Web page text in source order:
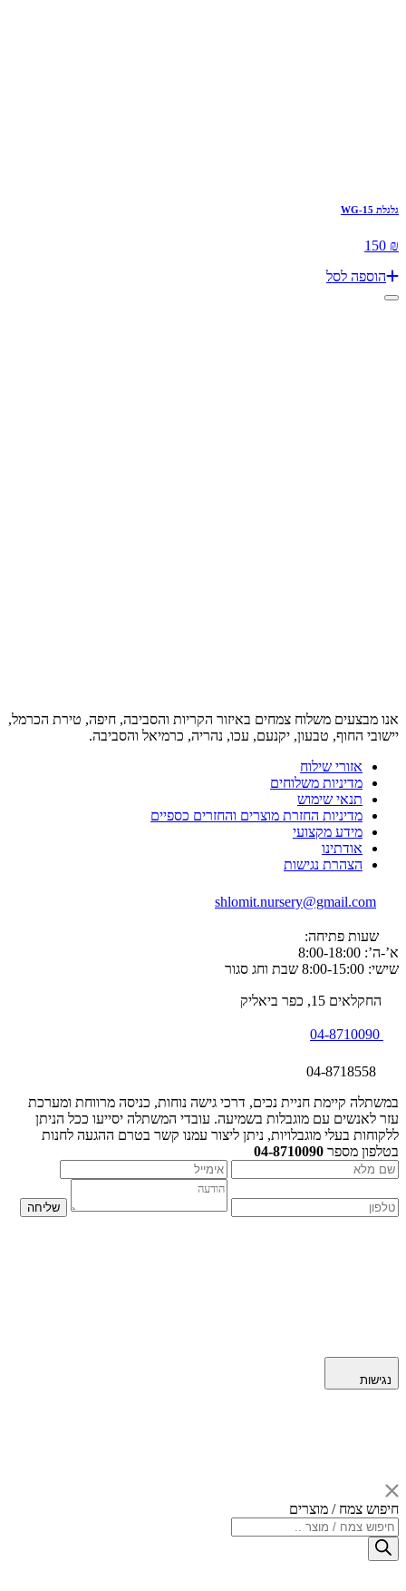
גלגלת WG-15
₪ 150
הוספה לסל
אנו מבצעים משלוח צמחים באיזור הקריות והסביבה, חיפה, טירת הכרמל,
יישובי החוף, טבעון, יקנעם, עכו, נהריה, כרמיאל והסביבה.
אזורי שילוח
מדיניות משלוחים
תנאי שימוש
מדיניות החזרת מוצרים והחזרים כספיים
מידע מקצועי
אודתינו
הצהרת נגישות
shlomit.nursery@gmail.com
שעות פתיחה:
א’-ה’: 8:00-18:00
שישי: 8:00-15:00 שבת וחג סגור
החקלאים 15, כפר ביאליק
במשתלה קיימת חניית נכים, דרכי גישה נוחות, כניסה מרווחת ומערכת
עזר לאנשים עם מוגבלות בשמיעה. עובדי המשתלה יסייעו ככל הניתן
ללקוחות בעלי מוגבלויות, ניתן ליצור עמנו קשר בטרם ההגעה לחנות
בטלפון מספר 04-8710090
נגישות
חיפוש צמח / מוצרים
Products
search